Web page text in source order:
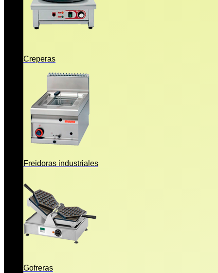
Creperas
Freidoras industriales
Gofreras